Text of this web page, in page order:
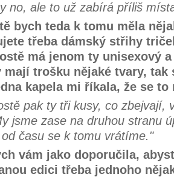
no, ale to už zabírá příliš
bych teda k tomu měla
třeba dámský střihy
má jenom ty unisexový
mají trošku nějaké tvary, tak
kapela mi říkala, že se to
pak ty tři kusy, co zbejvají,
jsme zase na druhou stranu
času se k tomu vrátíme."
vám jako doporučila,
edici třeba jednoho